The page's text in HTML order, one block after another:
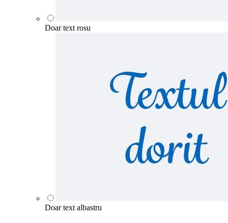
Doar text rosu
Doar text albastru